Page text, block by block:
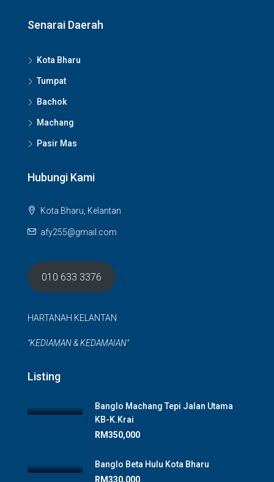
Senarai Daerah
Kota Bharu
Tumpat
Bachok
Machang
Pasir Mas
Hubungi Kami
Kota Bharu, Kelantan
afy255@gmail.com
010 633 3376
HARTANAH KELANTAN
"KEDIAMAN & KEDAMAIAN"
Listing
Banglo Machang Tepi Jalan Utama
KB-K.Krai
RM350,000
Banglo Beta Hulu Kota Bharu
RM330,000